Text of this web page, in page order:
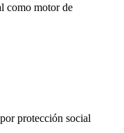
como motor de
protección social